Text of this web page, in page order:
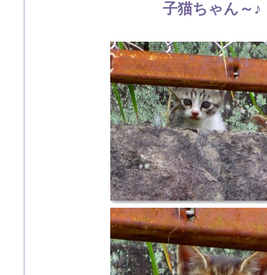
子猫ちゃん～♪